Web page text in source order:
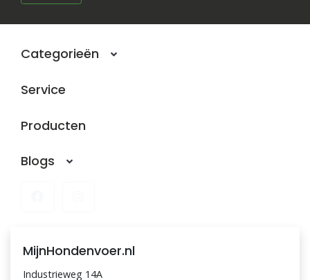
Categorieën
Service
Producten
Blogs
MijnHondenvoer.nl
Industrieweg 14A